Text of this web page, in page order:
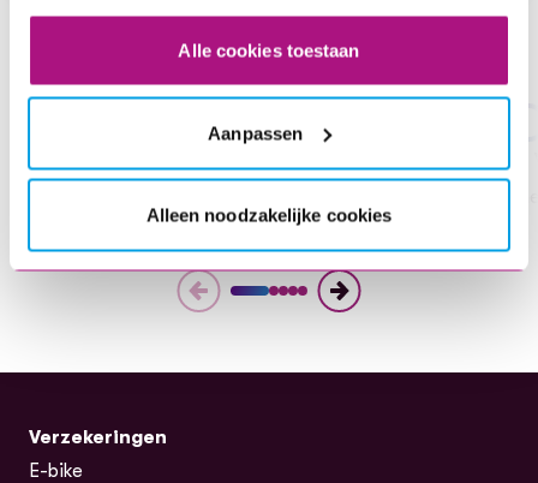
Alle cookies toestaan
Aanpassen
Alleen noodzakelijke cookies
title
1. Kies je verzekering 2.
Verzekeringen
E-bike